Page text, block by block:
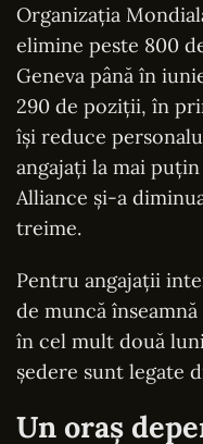
Organizația
elimine peste 800
Geneva până în
290 de poziții, în
își reduce
angajați la mai
Alliance și-a
treime.
Pentru angajații
de muncă
în cel mult două
ședere sunt legate
Un oraș